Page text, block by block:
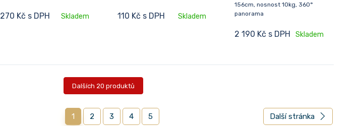
270 Kč s DPH Skladem 110 Kč s DPH Skladem
156cm, nosnost 10kg, 360°
panorama
2 190 Kč s DPH Skladem
Dalších 20 produktů
1 2 3 4 5 Další stránka